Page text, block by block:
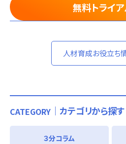
無料トラ
人材育成お役立ち
CATEGORY ｜カテゴリから探す
３分コラム